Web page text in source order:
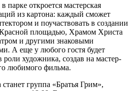
парке откроется мастерская
из картона: каждый сможет
и поучаствовать в создании
площадью, Храмом Христа
и другими знаковыми
А еще у любого гостя будет
художника, создав на мастер-
любимого фильма.
группа «Братья Грим»,